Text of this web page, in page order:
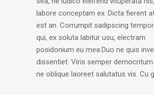
labore conceptam ex. Dicta fierent
est an. Corrumpit sadipscing
qui, ex soluta labitur usu, electram
posidonium eu mea.Duo ne quis
dissentiet. Viris semper democritum
ne oblique laoreet salutatus vis. Cu